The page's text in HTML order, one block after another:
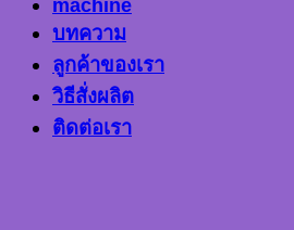
machine
บทความ
ลูกค้าของเรา
วิธีสั่งผลิต
ติดต่อเรา